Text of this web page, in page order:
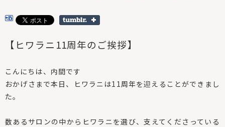
【ヒワラニ11周年のご挨拶】
こんにちは、内間です
おかげさまで本日、
ヒワラニは11周年を迎えることができまし
た。
数あるサロンの中からヒワラニを選び、支えてくださっている